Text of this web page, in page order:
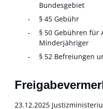
Bundesgebiet
§ 45 Gebühr
§ 50 Gebühren für
Minderjähriger
§ 52 Befreiungen
23.12.2025